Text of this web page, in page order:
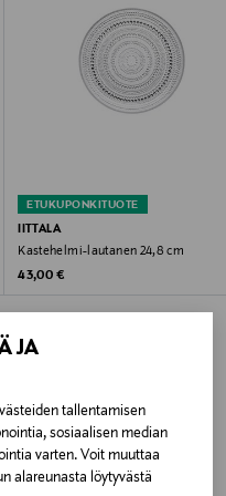
JA
tallentamisen
sosiaalisen median
varten. Voit muuttaa
alareunasta löytyvästä
ETUKUPONKITUOTE
IITTALA
Kastehelmi-lautanen 24,8 cm
Original Price
43,00 €